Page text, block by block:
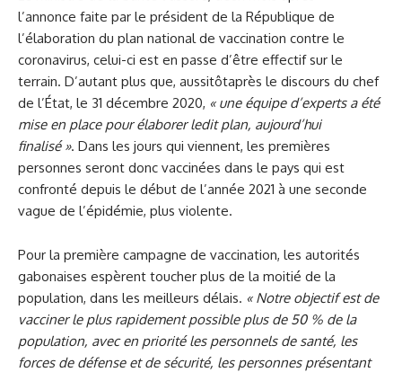
l’annonce faite par le président de la République de
l’élaboration du plan national de vaccination contre le
coronavirus, celui-ci est en passe d’être effectif sur le
terrain. D’autant plus que, aussitôtaprès le discours du chef
de l’État, le 31 décembre 2020, « une équipe d’experts a été
mise en place pour élaborer ledit plan, aujourd’hui
finalisé». Dans les jours qui viennent, les premières
personnes seront donc vaccinées dans le pays qui est
confronté depuis le début de l’année 2021 à une seconde
vague de l’épidémie, plus violente.
Pour la première campagne de vaccination, les autorités
gabonaises espèrent toucher plus de la moitié de la
population, dans les meilleurs délais. « Notre objectif est de
vacciner le plus rapidement possible plus de 50 % de la
population, avec en priorité les personnels de santé, les
forces de défense et de sécurité, les personnes présentant